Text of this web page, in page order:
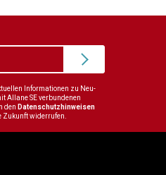
Informationen zu Neu-
Allane SE verbundenen
den Datenschutzhinweisen
widerrufen.